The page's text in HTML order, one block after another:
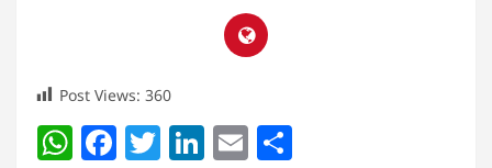
Post Views: 360
W F T Li E